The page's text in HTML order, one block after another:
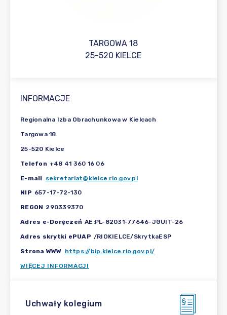
TARGOWA 18
25-520 KIELCE
INFORMACJE
Regionalna Izba Obrachunkowa w Kielcach
Targowa 18
25-520 Kielce
Telefon +48 41 360 16 06
E-mail sekretariat@kielce.rio.gov.pl
NIP 657-17-72-130
REGON 290339370
Adres e-Doręczeń AE:PL-82031-77646-JGUIT-26
Adres skrytki ePUAP /RIOKIELCE/SkrytkaESP
Strona WWW https://bip.kielce.rio.gov.pl/
WIĘCEJ INFORMACJI
Uchwały kolegium